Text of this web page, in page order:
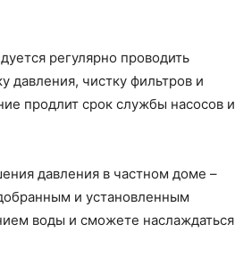
регулярно проводить
давления, чистку фильтров и
продлит срок службы насосов и
давления в частном доме –
и установленным
воды и сможете наслаждаться